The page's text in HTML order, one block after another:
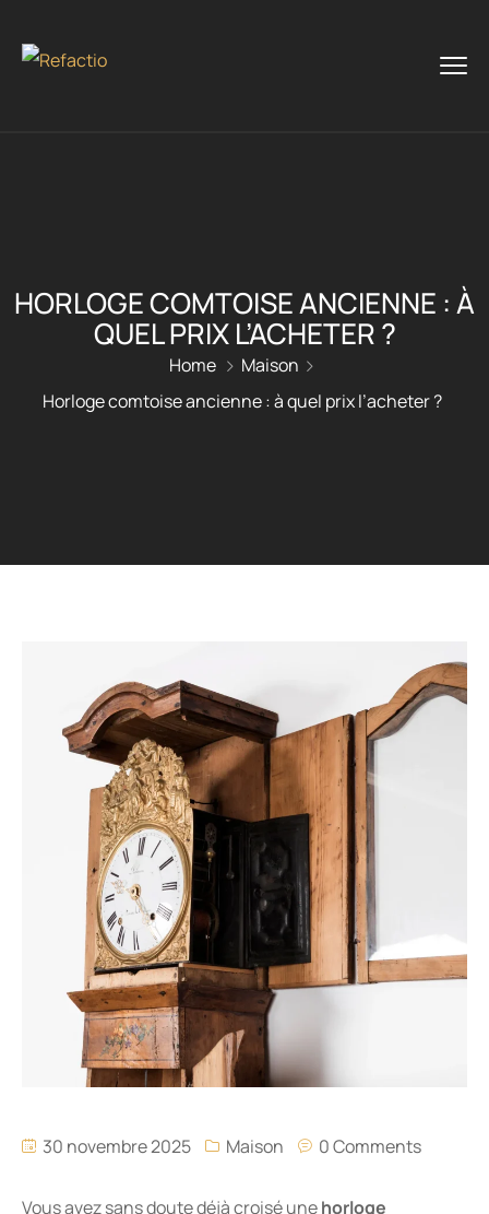
HORLOGE COMTOISE ANCIENNE : À
QUEL PRIX L’ACHETER ?
Home
Maison
Horloge comtoise ancienne : à quel prix l’acheter ?
30 novembre 2025 Maison 0 Comments
Vous avez sans doute déjà croisé unehorloge